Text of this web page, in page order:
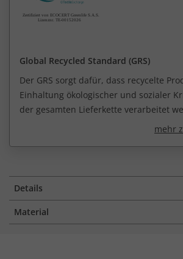
Global Recycled Standard (GRS)
Der GRS sorgt dafür, dass recycelte
Einhaltung ökologischer und sozialer
der gesamten Lieferkette verarbeitet
mehr
Details
Material